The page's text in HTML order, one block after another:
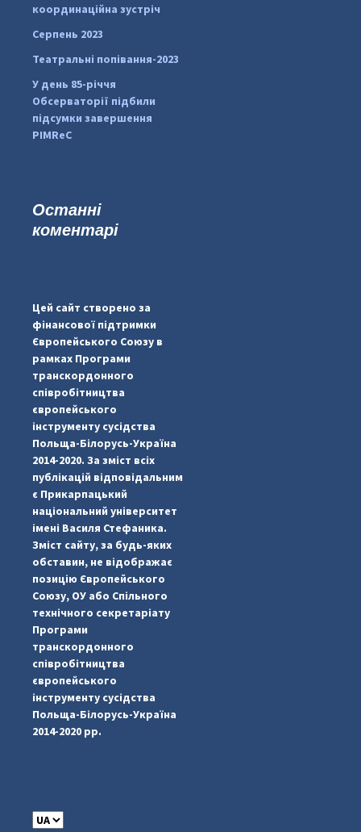
#PipIvanToday
координаційна зустріч
Серпень 2023
Театральні попівання-2023
У день 85-річчя
Обсерваторії підбили
підсумки завершення
PIMReC
Останні
коментарі
Цей сайт створено за
фінансової підтримки
Європейського Союзу в
рамках Програми
транскордонного
співробітництва
європейського
інструменту сусідства
Польща-Білорусь-Україна
2014-2020. За зміст всіх
публікацій відповідальним
є Прикарпацький
національний університет
імені Василя Стефаника.
Зміст сайту, за будь-яких
обставин, не відображає
позицію Європейського
Союзу, ОУ або Спільного
технічного секретаріату
Програми
транскордонного
співробітництва
європейського
інструменту сусідства
Польща-Білорусь-Україна
2014-2020 рр.
C